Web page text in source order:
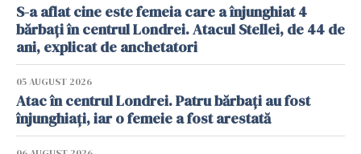
S-a aflat cine este femeia care a înjunghiat 4
bărbați în centrul Londrei. Atacul Stellei, de 44 de
ani, explicat de anchetatori
05 AUGUST 2026
Atac în centrul Londrei. Patru bărbați au fost
înjunghiați, iar o femeie a fost arestată